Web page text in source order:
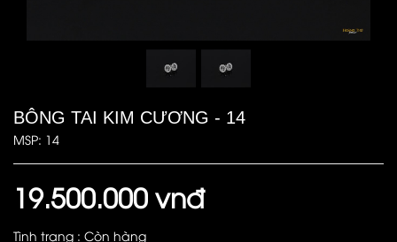
BÔNG TAI KIM CƯƠNG - 14
MSP: 14
19.500.000 vnđ
Tình trạng : Còn hàng